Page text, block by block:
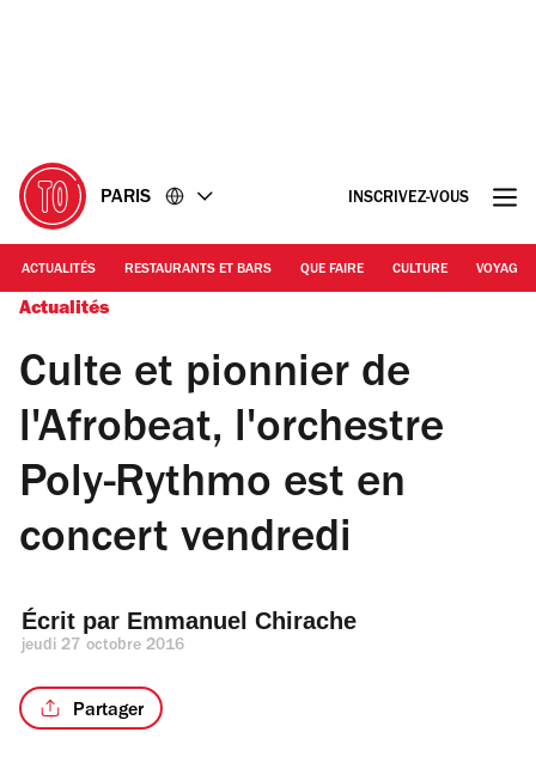
PARIS INSCRIVEZ-VOUS
ACTUALITÉS RESTAURANTS ET BARS QUE FAIRE CULTURE VOYAGE
Actualités
Culte et pionnier de
l'Afrobeat, l'orchestre
Poly-Rythmo est en
concert vendredi
Écrit par Emmanuel Chirache
jeudi 27 octobre 2016
Partager